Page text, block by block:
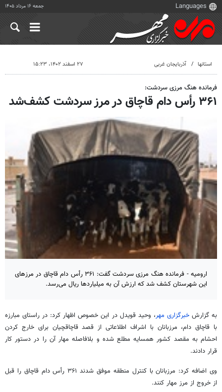
جمعه ۱۶ مرداد ۱۴۰۵
استانها آذربایجان غربی ۲۷ اسفند ۱۴۰۲، ۱۵:۲۳
فرمانده هنگ مرزی سردشت:
۳۶۱ رأس دام قاچاق در مرز سردشت کشف‌شد
ارومیه - فرمانده هنگ مرزی سردشت گفت: ۳۶۱ رأس دام قاچاق در مرزهای
این شهرستان کشف شد که ارزش آن به میلیاردها ریال می‌رسد.
به گزارشخبرگزاری مهر، وحید قویدل در این خصوص اظهار کرد: در راستای مبارزه
با قاچاق دام، مرزبانان با اشراف اطلاعاتی از قصد قاچاقچیان برای خارج کردن
احشام به مقصد کشور همسایه مطلع شده و بلافاصله مهار آن را در دستور کار
قرار دادند.
وی اضافه کرد: مرزبانان با کنترل منطقه موفق شدند ۳۶۱ رأس دام قاچاق را قبل
از خروج از مرز مهار کنند.